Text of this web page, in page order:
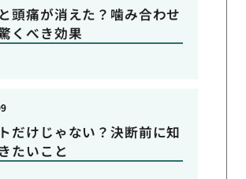
頭痛が消えた？噛み合わせ
くべき効果
だけじゃない？決断前に知
たいこと